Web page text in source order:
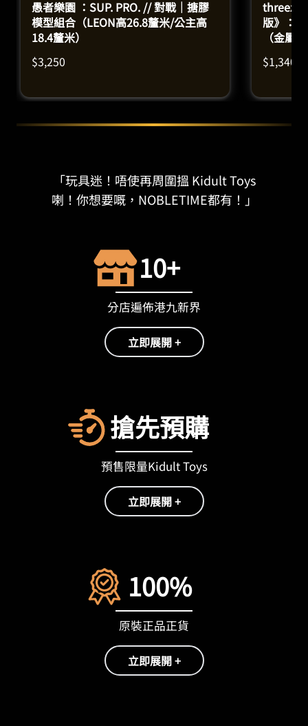
愚者樂園 ：SUP. PRO. // 對戰｜搪膠
模型組合（LEON高26.8釐米/公主高
18.4釐米）
$3,250
版》：
（金屬
$1,340
「玩具迷！唔使再周圍搵 Kidult Toys
喇！你想要嘅，NOBLETIME都有！」
10+
分店遍佈港九新界
立即展開 +
搶先預購
預售限量Kidult Toys
立即展開 +
100%
原裝正品正貨
立即展開 +